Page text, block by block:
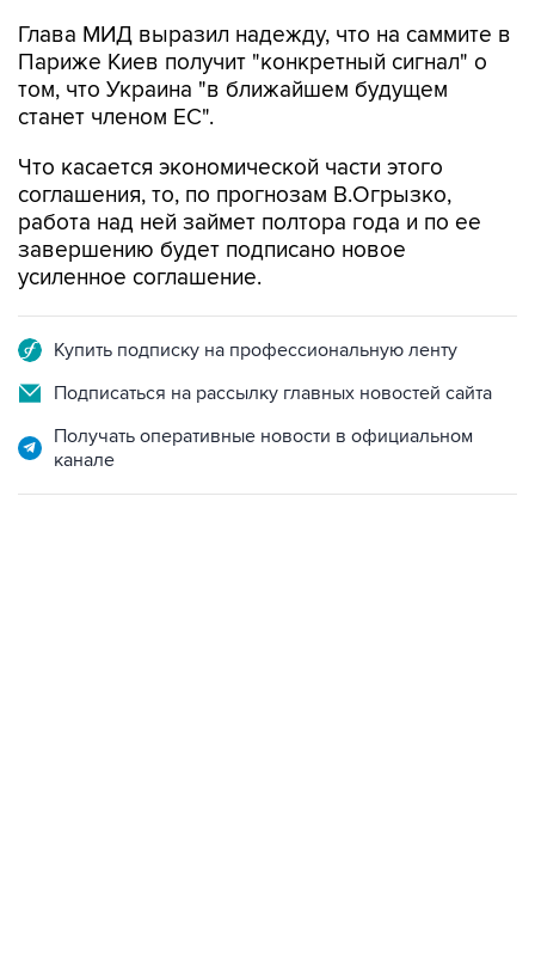
Глава МИД выразил надежду, что на саммите в
Париже Киев получит "конкретный сигнал" о
том, что Украина "в ближайшем будущем
станет членом ЕС".
Что касается экономической части этого
соглашения, то, по прогнозам В.Огрызко,
работа над ней займет полтора года и по ее
завершению будет подписано новое
усиленное соглашение.
Купить подписку на профессиональную ленту
Подписаться на рассылку главных новостей сайта
Получать оперативные новости в официальном
канале